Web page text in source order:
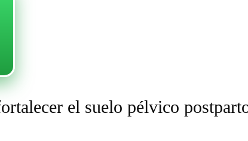
el suelo pélvico